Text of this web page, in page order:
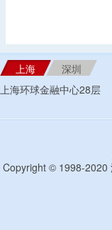
上海
深圳
上海环球金融中心28层
Copyright © 1998-2020